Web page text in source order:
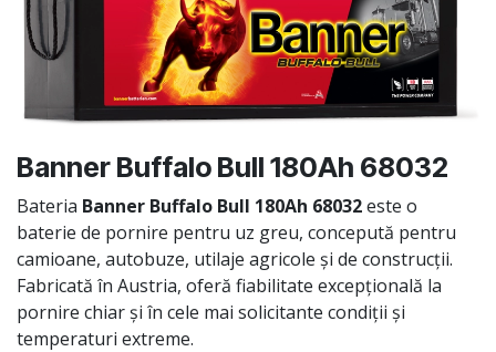
Banner Buffalo Bull 180Ah 68032
Bateria Banner Buffalo Bull 180Ah 68032este o
baterie de pornire pentru uz greu, concepută pentru
camioane, autobuze, utilaje agricole și de construcții.
Fabricată în Austria, oferă fiabilitate excepțională la
pornire chiar și în cele mai solicitante condiții și
temperaturi extreme.